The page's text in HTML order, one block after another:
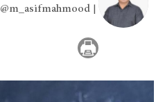
@m_asifmahmood